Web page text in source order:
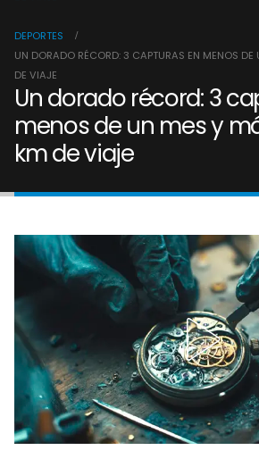
DEPORTES
UN DORADO RÉCORD: 3 CAPTURAS EN MENOS
DE VIAJE
Un dorado récord: 3
menos de un mes y
km de viaje